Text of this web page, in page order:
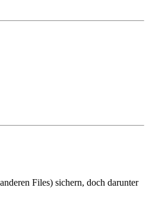
Files) sichern, doch darunter